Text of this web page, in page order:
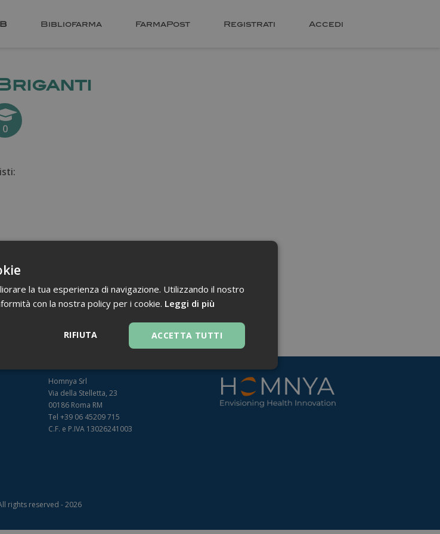
Bibliofarma FarmaPost Registrati Accedi
0
Homnya Srl
Via della Stelletta, 23
00186 Roma RM
Tel +39 06 45209 715
C.F. e P.IVA 13026241003
rights reserved - 2026
la tua esperienza di navigazione. Utilizzando il nostro
con la nostra policy per i cookie. Leggi di più
ACCETTA TUTTI
RIFIUTA
Necessari
il sito web abilitandone funzionalità di base quali la navigazione sulle
Scadenza
Descrizione
mese
Analytics, che è un aggiornamento significativo del